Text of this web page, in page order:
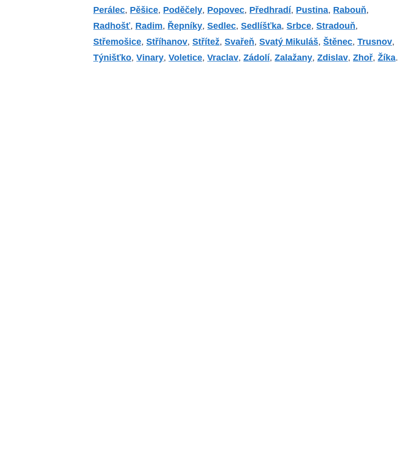
Perálec, Pěšice, Poděčely, Popovec, Předhradí, Pustina, Rabouň,
Radhošť, Radim, Řepníky,Sedlec,Sedlíšťka,Srbce,Stradouň,
Střemošice,Stříhanov,Střítež,Svařeň,Svatý Mikuláš,Štěnec,Trusnov,
Týnišťko,Vinary,Voletice,Vraclav,Zádolí,Zalažany,Zdislav,Zhoř,Žíka.